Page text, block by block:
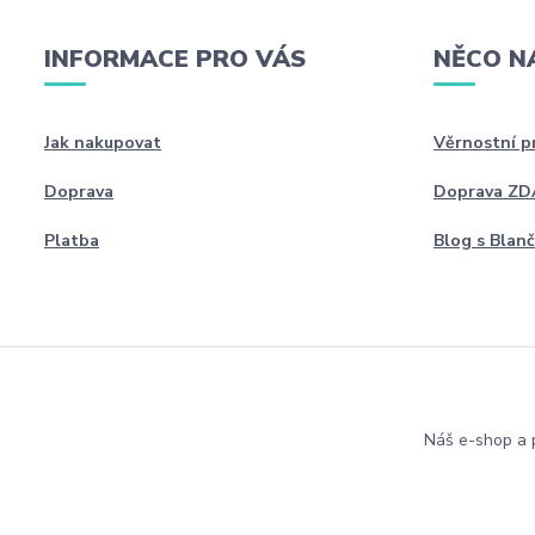
INFORMACE PRO VÁS
Jak nakupovat
Doprava
Platba
NĚCO
Věrnostní
Doprava
Blog s
Náš e-shop a